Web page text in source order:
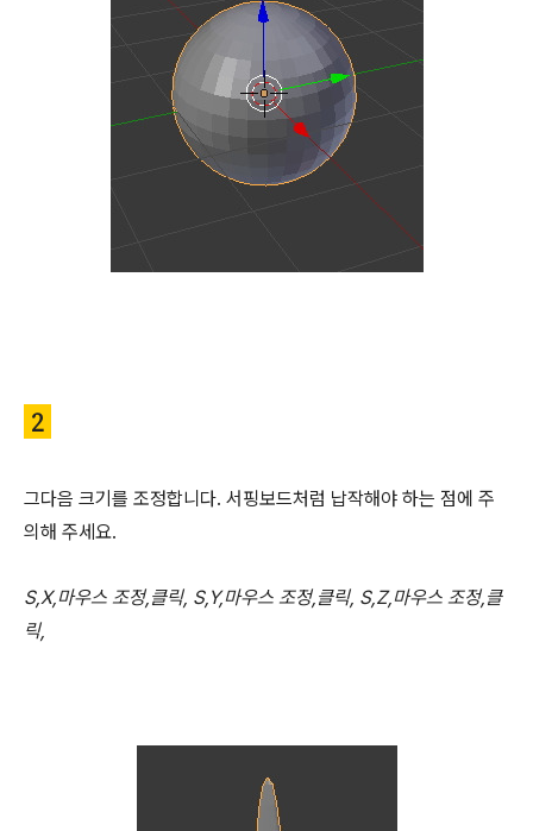
2
그다음 크기를 조정합니다. 서핑보드처럼 납작해야 하는 점에 주
의해 주세요.
S,X,마우스 조정,클릭, S,Y,마우스 조정,클릭, S,Z,마우스 조정,클
릭,